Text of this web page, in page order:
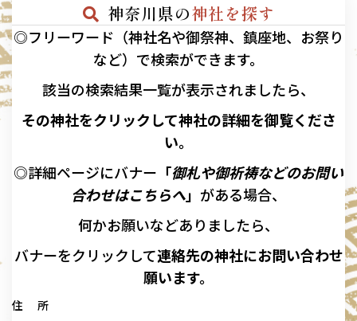
神奈川県の神社を探す
◎フリーワード（神社名や御祭神、鎮座地、お祭り
など）で検索ができます。
該当の検索結果一覧が表示されましたら、
その神社をクリックして神社の詳細を御覧くださ
い。
◎詳細ページにバナー 「御札や御祈祷などのお問い
合わせはこちらへ」 がある場合、
何かお願いなどありましたら、
バナーをクリックして連絡先の神社にお問い合わせ
願います。
住 所